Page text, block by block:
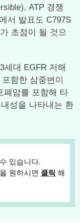
ATP 경쟁
서 발표도 C797S
초점이 될 것으
세대 EGFR 저해
함한 삼중변이
폐암를 포함해 타
성을 나타내는 환
있습니다.
원하시면 클릭 해